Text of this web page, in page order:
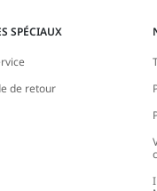
SPÉCIAUX
de retour